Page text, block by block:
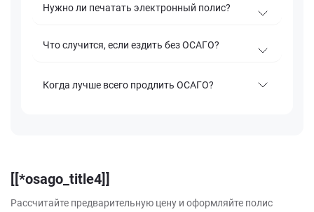
Нужно ли печатать электронный полис?
Что случится, если ездить без ОСАГО?
Когда лучше всего продлить ОСАГО?
[[*osago_title4]]
Рассчитайте предварительную цену и оформляйте полис